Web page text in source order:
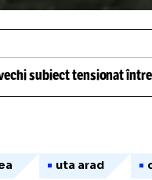
subiect tensionat
uta arad